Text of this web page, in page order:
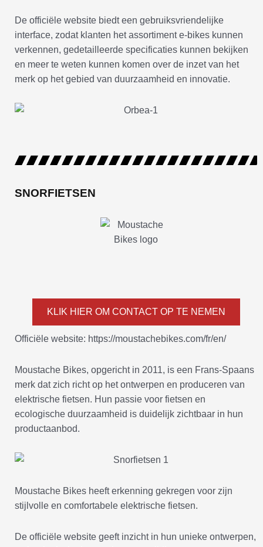
De officiële website biedt een gebruiksvriendelijke
interface, zodat klanten het assortiment e-bikes kunnen
verkennen, gedetailleerde specificaties kunnen bekijken
en meer te weten kunnen komen over de inzet van het
merk op het gebied van duurzaamheid en innovatie.
SNORFIETSEN
KLIK HIER OM CONTACT OP TE NEMEN
Officiële website: https://moustachebikes.com/fr/en/
Moustache Bikes, opgericht in 2011, is een Frans-Spaans
merk dat zich richt op het ontwerpen en produceren van
elektrische fietsen. Hun passie voor fietsen en
ecologische duurzaamheid is duidelijk zichtbaar in hun
productaanbod.
Moustache Bikes heeft erkenning gekregen voor zijn
stijlvolle en comfortabele elektrische fietsen.
De officiële website geeft inzicht in hun unieke ontwerpen,